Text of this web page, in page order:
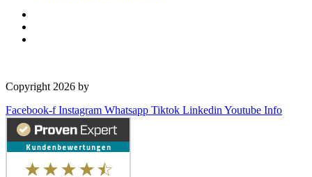
Copyright 2026 by
Facebook-f Instagram Whatsapp Tiktok Linkedin Youtube Info